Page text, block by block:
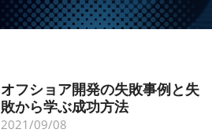
オフショア開発の失敗事例と失
敗から学ぶ成功方法
2021/09/08